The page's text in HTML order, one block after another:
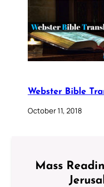
Webster Bible
October 11, 2018
Mass